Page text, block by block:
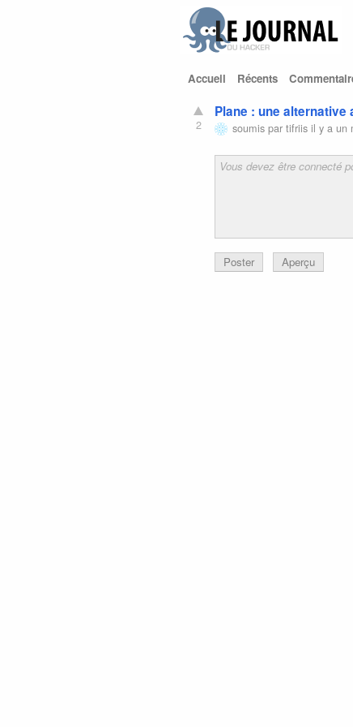
Accueil Récents
2
Plane : une alternative
soumis partifriis il y a un
Poster Aperçu